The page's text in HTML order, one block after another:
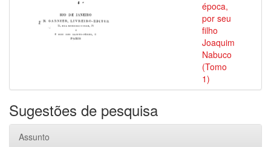
época,
por seu
filho
Joaquim
Nabuco
(Tomo
1)
Sugestões de pesquisa
Assunto